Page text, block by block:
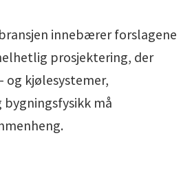
innebærer forslagene
prosjektering, der
og kjølesystemer,
må